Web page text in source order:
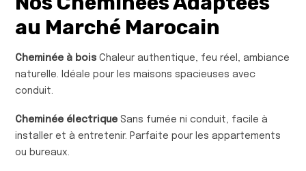
au Marché Marocain
Cheminée à bois Chaleur authentique, feu réel, ambiance
naturelle. Idéale pour les maisons spacieuses avec
conduit.
Cheminée électrique Sans fumée ni conduit, facile à
installer et à entretenir. Parfaite pour les appartements
ou bureaux.